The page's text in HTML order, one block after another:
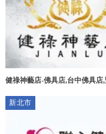
健祿神藝店-佛具店,台中佛具店,
新北市